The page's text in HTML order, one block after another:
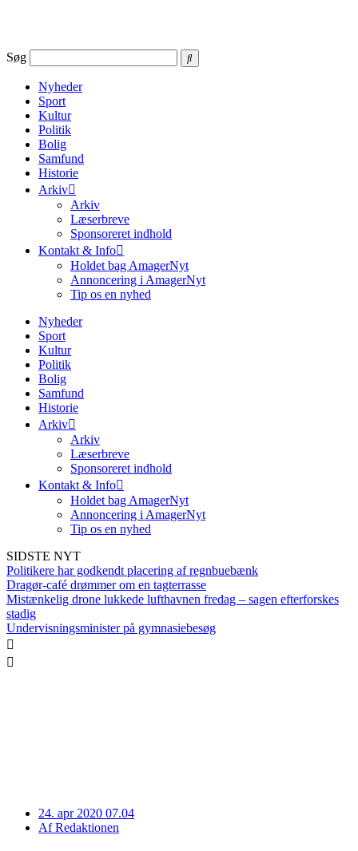
Søg
Nyheder
Sport
Kultur
Politik
Bolig
Samfund
Historie
Arkiv
Arkiv
Læserbreve
Sponsoreret indhold
Kontakt & Info
Holdet bag AmagerNyt
Annoncering i AmagerNyt
Tip os en nyhed
Nyheder
Sport
Kultur
Politik
Bolig
Samfund
Historie
Arkiv
Arkiv
Læserbreve
Sponsoreret indhold
Kontakt & Info
Holdet bag AmagerNyt
Annoncering i AmagerNyt
Tip os en nyhed
SIDSTE NYT
Politikere har godkendt placering af regnbuebænk
Dragør-café drømmer om en tagterrasse
Mistænkelig drone lukkede lufthavnen fredag – sagen efterforskes
stadig
Undervisningsminister på gymnasiebesøg
24. apr 2020 07.04
AfRedaktionen